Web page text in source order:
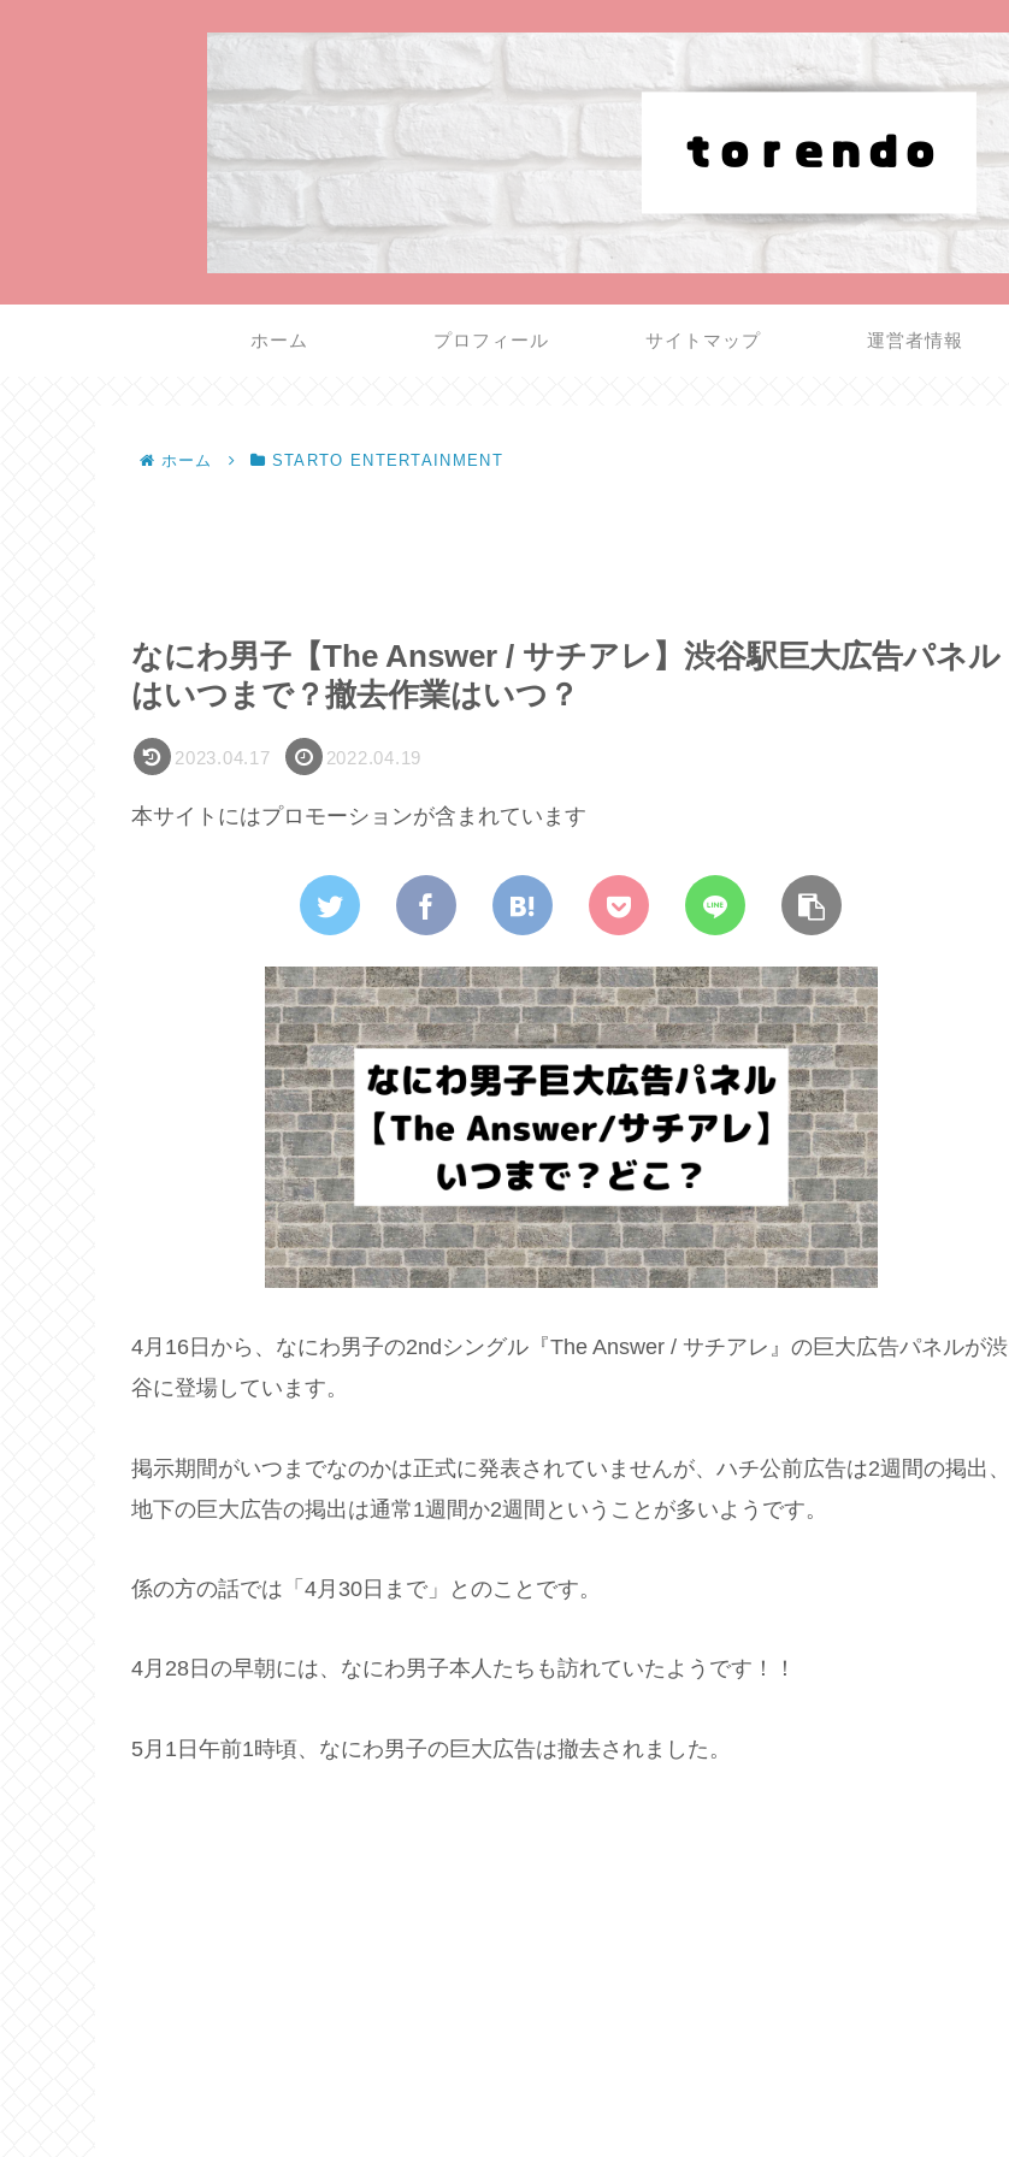
ホーム プロフィール サイトマップ 運営者情報
ホーム STARTO ENTERTAINMENT
なにわ男子【The Answer / サチアレ】渋谷駅巨大広告パネル
はいつまで？撤去作業はいつ？
2023.04.17 2022.04.19
本サイトにはプロモーションが含まれています
4月16日から、なにわ男子の2ndシングル『The Answer / サチアレ』の巨大広告パネルが渋
谷に登場しています。
掲示期間がいつまでなのかは正式に発表されていませんが、ハチ公前広告は2週間の掲出、
地下の巨大広告の掲出は通常1週間か2週間ということが多いようです。
係の方の話では「4月30日まで」とのことです。
4月28日の早朝には、なにわ男子本人たちも訪れていたようです！！
5月1日午前1時頃、なにわ男子の巨大広告は撤去されました。